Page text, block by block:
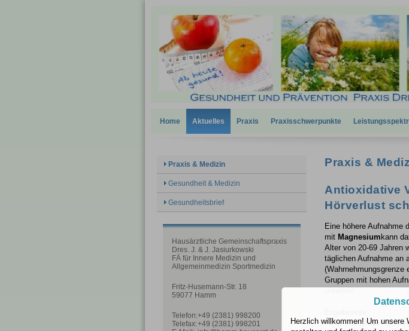
Home Aktuelles Praxis Praxisschwerpunkte
Praxis & Medizin
Gesundheit & Medizin
Gesundheitsbrief
Hausärztliche Gemeinschaftspraxis
Dres. J. & J. Jasiurkowski
FÄ für Innere Medizin und
Allgemeinmedizin Sportmedizin
Fritz-Husemann-Str. 18
59077 Hamm
Telefon:+49 (2381) 998200
Telefax:+49 (2381) 998201
Praxis &
Antioxidative
Hörverlust
Eine höhere Aufnahme
mit Magnesium kann
Alter von 20-69 Jahren
täglichen Aufnahme an
(Wahrnehmungsgrenze
Gruppen mit hohen
Hohe Aufnahmen an
Herzlich willkommen! Um unsere